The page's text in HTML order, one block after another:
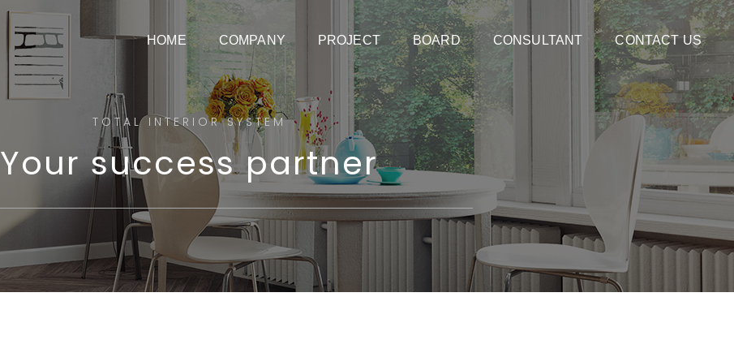
HOME COMPANY PROJECT BOARD CONSULTANT CONTACT US
TOTAL INTERIOR SYSTEM
Your success partner